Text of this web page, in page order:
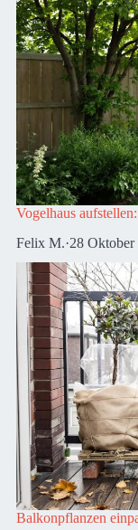
Vogelhaus
Felix M.·28 Oktober
Balkonpflanzen